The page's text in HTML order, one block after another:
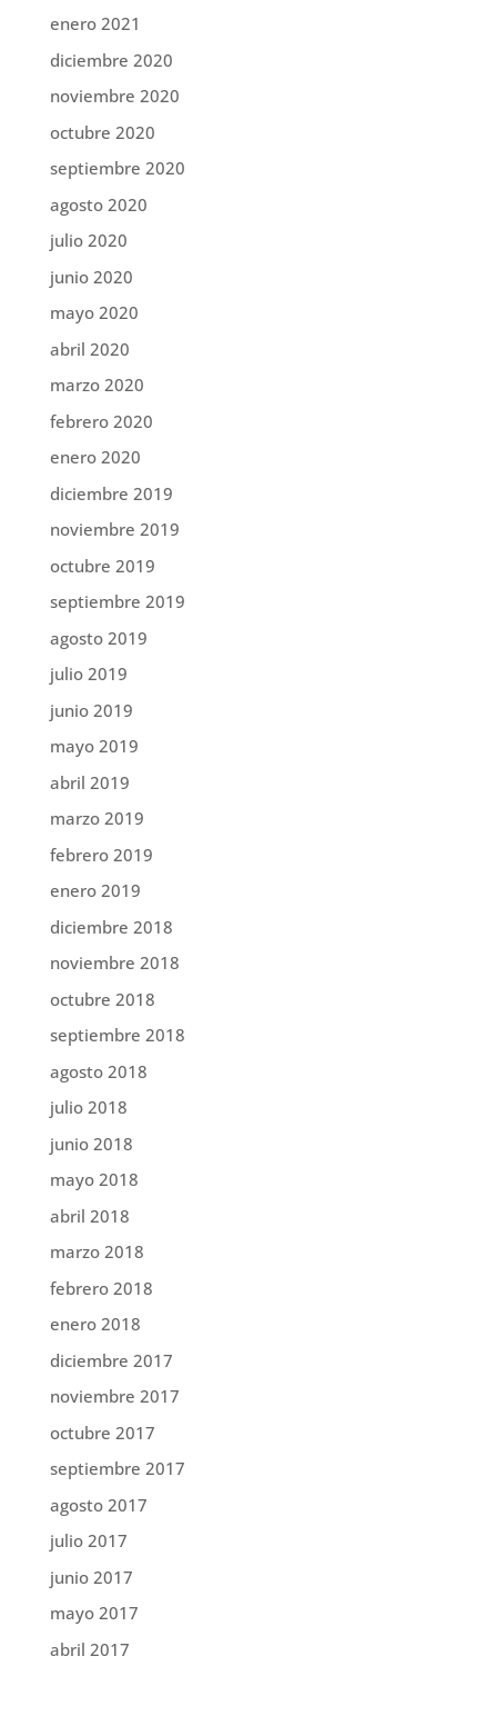
enero 2021
diciembre 2020
noviembre 2020
octubre 2020
septiembre 2020
agosto 2020
julio 2020
junio 2020
mayo 2020
abril 2020
marzo 2020
febrero 2020
enero 2020
diciembre 2019
noviembre 2019
octubre 2019
septiembre 2019
agosto 2019
julio 2019
junio 2019
mayo 2019
abril 2019
marzo 2019
febrero 2019
enero 2019
diciembre 2018
noviembre 2018
octubre 2018
septiembre 2018
agosto 2018
julio 2018
junio 2018
mayo 2018
abril 2018
marzo 2018
febrero 2018
enero 2018
diciembre 2017
noviembre 2017
octubre 2017
septiembre 2017
agosto 2017
julio 2017
junio 2017
mayo 2017
abril 2017